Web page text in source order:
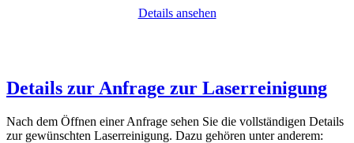
Details ansehen
Details zur Anfrage zur Laserreinigung
Nach dem Öffnen einer Anfrage sehen Sie die vollständigen Details
zur gewünschten Laserreinigung. Dazu gehören unter anderem: